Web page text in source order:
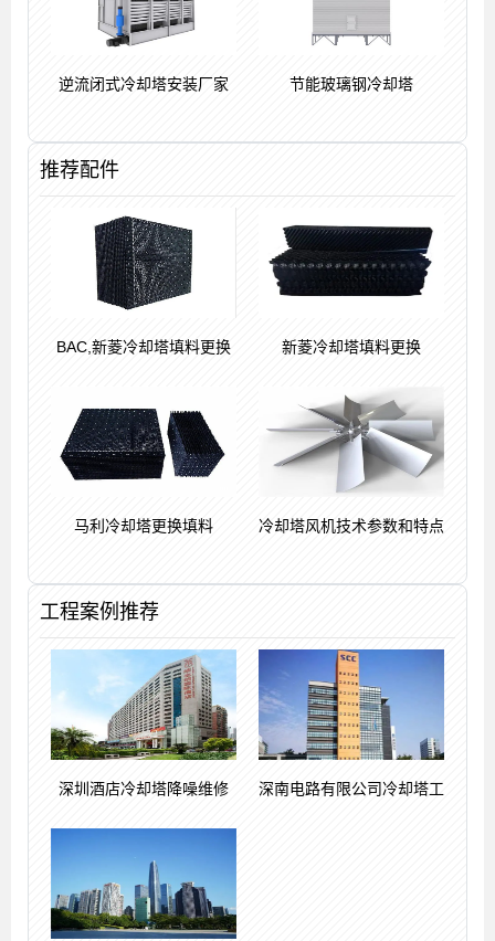
逆流闭式冷却塔安装厂家 节能玻璃钢冷却塔
推荐配件
BAC,新菱冷却塔填料更换 新菱冷却塔填料更换
马利冷却塔更换填料 冷却塔风机技术参数和特点
工程案例推荐
深圳酒店冷却塔降噪维修 深南电路有限公司冷却塔工